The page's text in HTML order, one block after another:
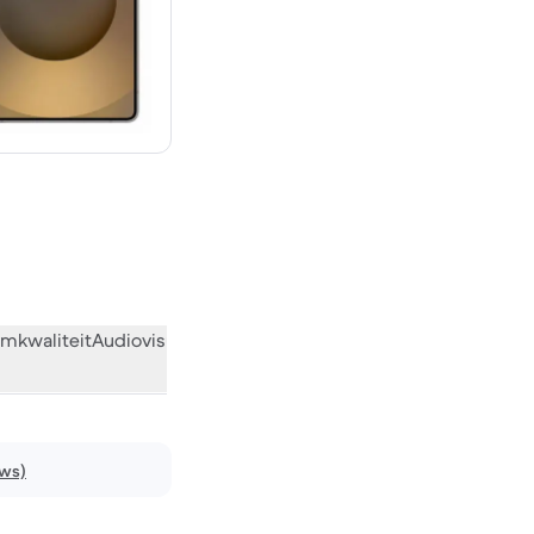
nieuw
Audiovisueel